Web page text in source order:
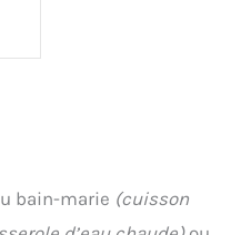
bain-marie (cuisson